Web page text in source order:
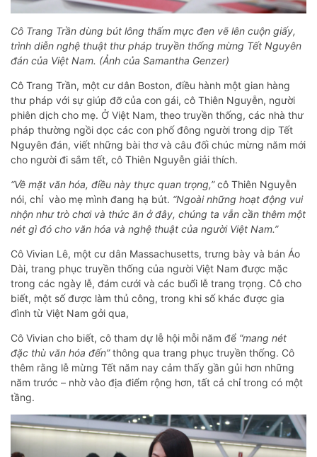
Cô Trang Trần dùng bút lông thấm mực đen vẽ lên cuộn giấy,
trình diễn nghệ thuật thư pháp truyền thống mừng Tết Nguyên
đán của Việt Nam. (Ảnh của Samantha Genzer)
Cô Trang Trần, một cư dân Boston, điều hành một gian hàng
thư pháp với sự giúp đỡ của con gái, cô Thiên Nguyễn, người
phiên dịch cho mẹ. Ở Việt Nam, theo truyền thống, các nhà thư
pháp thường ngồi dọc các con phố đông người trong dịp Tết
Nguyên đán, viết những bài thơ và câu đối chúc mừng năm mới
cho người đi sắm tết, cô Thiên Nguyễn giải thích.
“Về mặt văn hóa, điều này thực quan trọng,”cô Thiên Nguyễn
nói, chỉ vào mẹ mình đang hạ bút. “Ngoài những hoạt động vui
nhộn như trò chơi và thức ăn ở đây, chúng ta vẫn cần thêm một
nét gì đó cho văn hóa và nghệ thuật của người Việt Nam.”
Cô Vivian Lê, một cư dân Massachusetts, trưng bày và bán Áo
Dài, trang phục truyền thống của người Việt Nam được mặc
trong các ngày lễ, đám cưới và các buổi lễ trang trọng. Cô cho
biết, một số được làm thủ công, trong khi số khác được gia
đình từ Việt Nam gởi qua,
Cô Vivian cho biết, cô tham dự lễ hội mỗi năm để “mang nét
đặc thù văn hóa đến”thông qua trang phục truyền thống. Cô
thêm rằng lễ mừng Tết năm nay cảm thấy gần gủi hơn những
năm trước – nhờ vào địa điểm rộng hơn, tất cả chỉ trong có một
tầng.